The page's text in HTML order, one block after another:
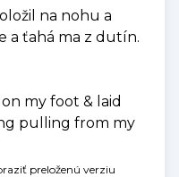
na nohu a
a ťahá ma z dutín.
my foot & laid
pulling from my
preloženú verziu